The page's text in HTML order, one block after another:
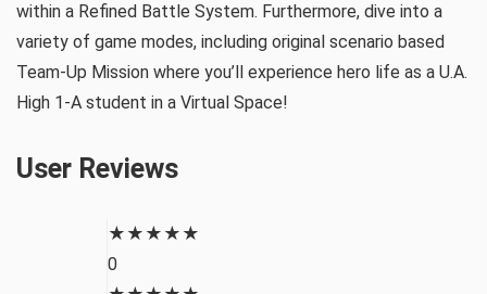
within a Refined Battle System. Furthermore, dive into a
variety of game modes, including original scenario based
Team-Up Mission where you’ll experience hero life as a U.A.
High 1-A student in a Virtual Space!
User Reviews
★ ★ ★ ★ ★
0